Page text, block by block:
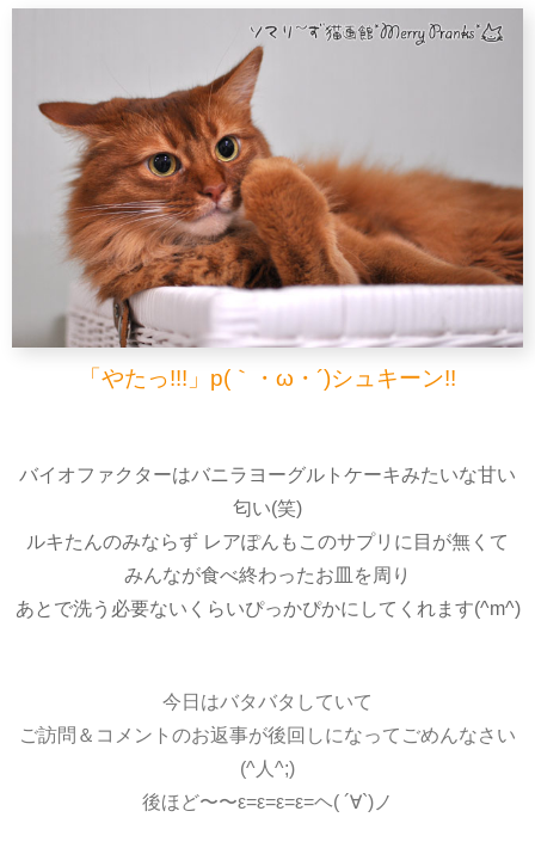
「やたっ!!!」p(｀・ω・´)シュキーン!!
バイオファクターはバニラヨーグルトケーキみたいな甘い
匂い(笑)
ルキたんのみならず レアぽんもこのサプリに目が無くて
みんなが食べ終わったお皿を周り
あとで洗う必要ないくらいぴっかぴかにしてくれます(^m^)
今日はバタバタしていて
ご訪問＆コメントのお返事が後回しになってごめんなさい
(^人^;)
後ほど〜〜ε=ε=ε=ε=ヘ( ´∀`)ノ